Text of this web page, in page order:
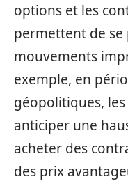
options et les
permettent de
mouvements
exemple, en
géopolitiques,
anticiper une
acheter des
des prix